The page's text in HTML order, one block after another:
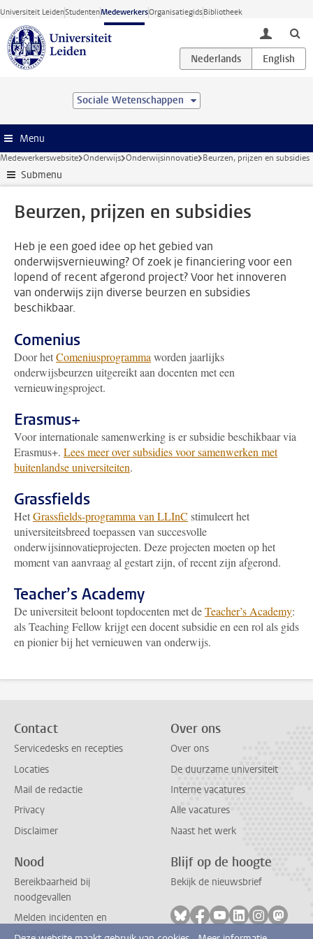
Ga direct naar de inhoud
Universiteit LeidenStudentenMedewerkersOrganisatiegidsBibliotheek
toggle
Sociale Wetenschappen
Menu
Medewerkerswebsite Onderwijs Onderwijsinnovatie Beurzen, prijzen en subsidies
Submenu
Beurzen, prijzen en subsidies
Heb je een goed idee op het gebied van
onderwijsvernieuwing? Of zoek je financiering voor een
lopend of recent afgerond project? Voor het innoveren
van onderwijs zijn diverse beurzen en subsidies
beschikbaar.
Comenius
Door hetComeniusprogramma worden jaarlijks
onderwijsbeurzen uitgereikt aan docenten met een
vernieuwingsproject.
Erasmus+
Voor internationale samenwerking is er subsidie beschikbaar via
Erasmus+. Lees meer over subsidies voor samenwerken met
buitenlandse universiteiten.
Grassfields
HetGrassfields-programma van LLInC stimuleert het
universiteitsbreed toepassen van succesvolle
onderwijsinnovatieprojecten. Deze projecten moeten op het
moment van aanvraag al gestart zijn, of recent zijn afgerond.
Teacher’s Academy
De universiteit beloont topdocenten met deTeacher’s Academy:
als Teaching Fellow krijgt een docent subsidie en een rol als gids
en pionier bij het vernieuwen van onderwijs.
Contact
Servicedesks en recepties
Locaties
Mail de redactie
Privacy
Disclaimer
Over ons
Over ons
De duurzame universiteit
Interne vacatures
Alle vacatures
Naast het werk
Nood
Bereikbaarheid bij
noodgevallen
Melden incidenten en
ongevallen
Blijf op de hoogte
Bekijk de nieuwsbrief
Volg ons op bluesky
Volg ons op facebook
Volg ons op
Volg ons op
Volg ons
Volg